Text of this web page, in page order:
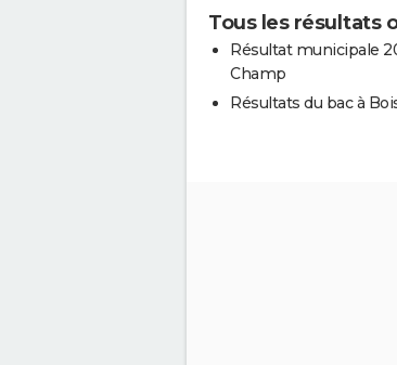
Tous les résultats
Résultat municipale
Champ
Résultats du bac à